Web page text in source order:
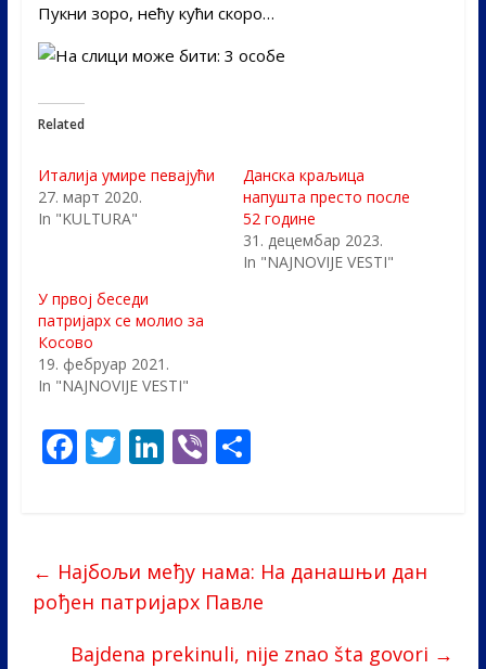
Пукни зоро, нећу кући скоро…
Related
Италија умире певајући
27. март 2020.
In "KULTURA"
Данска краљица
напушта престо после
52 године
31. децембар 2023.
In "NAJNOVIJE VESTI"
У првој беседи
патријарх се молио за
Косово
19. фебруар 2021.
In "NAJNOVIJE VESTI"
F
ac
o
o
k
T
w
Li
n
dI
n
Vi
b
S
← Најбољи међу нама: На данашњи дан
рођен патријарх Павле
Bajdena prekinuli, nije znao šta govori →